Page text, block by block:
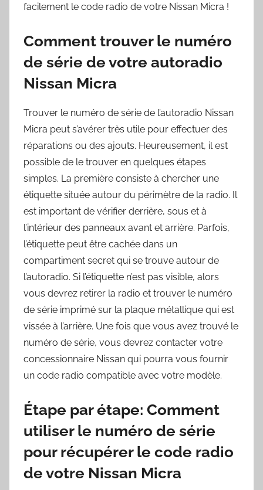
facilement le code radio de votre Nissan Micra !
Comment trouver le numéro
de série de votre autoradio
Nissan Micra
Trouver le numéro de série de l’autoradio Nissan
Micra peut s’avérer très utile pour effectuer des
réparations ou des ajouts. Heureusement, il est
possible de le trouver en quelques étapes
simples. La première consiste à chercher une
étiquette située autour du périmètre de la radio. Il
est important de vérifier derrière, sous et à
l’intérieur des panneaux avant et arrière. Parfois,
l’étiquette peut être cachée dans un
compartiment secret qui se trouve autour de
l’autoradio. Si l’étiquette n’est pas visible, alors
vous devrez retirer la radio et trouver le numéro
de série imprimé sur la plaque métallique qui est
vissée à l’arrière. Une fois que vous avez trouvé le
numéro de série, vous devrez contacter votre
concessionnaire Nissan qui pourra vous fournir
un code radio compatible avec votre modèle.
Étape par étape: Comment
utiliser le numéro de série
pour récupérer le code radio
de votre Nissan Micra